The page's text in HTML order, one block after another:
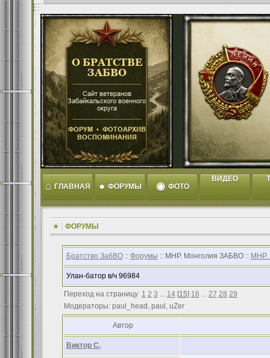
⌂ ГЛАВНАЯ ● ФОРУМЫ ◉ ФОТО
ВИДЕО
ФОРУМЫ
Братство ЗабВО:: Форумы :: МНР. Монголия ЗАБВО :: МНР.
Улан-батор в/ч 96984
Переход на страницу 1 2 3 ... 14[15] 16 ... 27 28 29
Модераторы: paul_head, paul, uZer
Автор
Виктор С.